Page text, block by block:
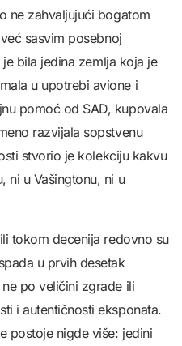
ne zahvaljujući bogatom
sasvim posebnoj
bila jedina zemlja koja je
u upotrebi avione i
pomoć od SAD, kupovala
razvijala sopstvenu
stvorio je kolekciju kakvu
ni u Vašingtonu, ni u
tokom decenija redovno su
u prvih desetak
po veličini zgrade ili
i autentičnosti eksponata.
postoje nigde više: jedini